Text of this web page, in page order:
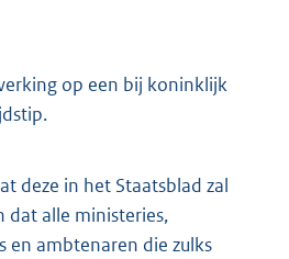
op een bij koninklijk
deze in het Staatsblad zal
dat alle ministeries,
en ambtenaren die zulks